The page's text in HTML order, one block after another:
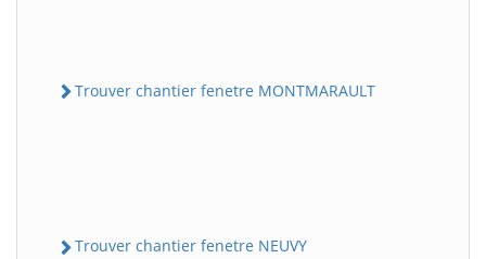
Trouver chantier fenetre MONTMARAULT
Trouver chantier fenetre NEUVY